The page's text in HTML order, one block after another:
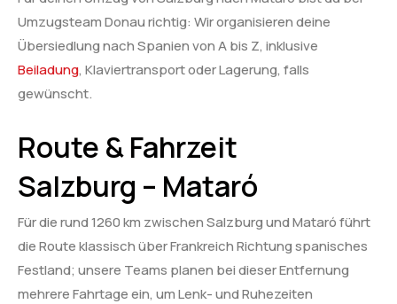
Umzugsteam Donau richtig: Wir organisieren deine
Übersiedlung nach Spanien von A bis Z, inklusive
Beiladung, Klaviertransport oder Lagerung, falls
gewünscht.
Route & Fahrzeit
Salzburg – Mataró
Für die rund 1260 km zwischen Salzburg und Mataró führt
die Route klassisch über Frankreich Richtung spanisches
Festland; unsere Teams planen bei dieser Entfernung
mehrere Fahrtage ein, um Lenk- und Ruhezeiten